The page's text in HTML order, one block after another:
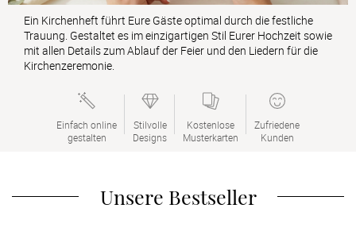
Ein Kirchenheft führt Eure Gäste optimal durch die festliche
Trauung. Gestaltet es im einzigartigen Stil Eurer Hochzeit sowie
mit allen Details zum Ablauf der Feier und den Liedern für die
Kirchenzeremonie.
Einfach online
gestalten
Stilvolle
Designs
Kostenlose
Musterkarten
Zufriedene
Kunden
Unsere Bestseller